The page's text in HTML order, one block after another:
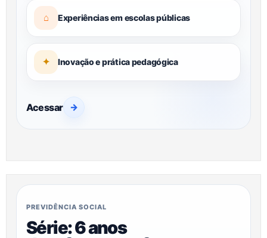
⌂ Experiências em escolas públicas
✦ Inovação e prática pedagógica
Acessar →
PREVIDÊNCIA SOCIAL
Série: 6 anos